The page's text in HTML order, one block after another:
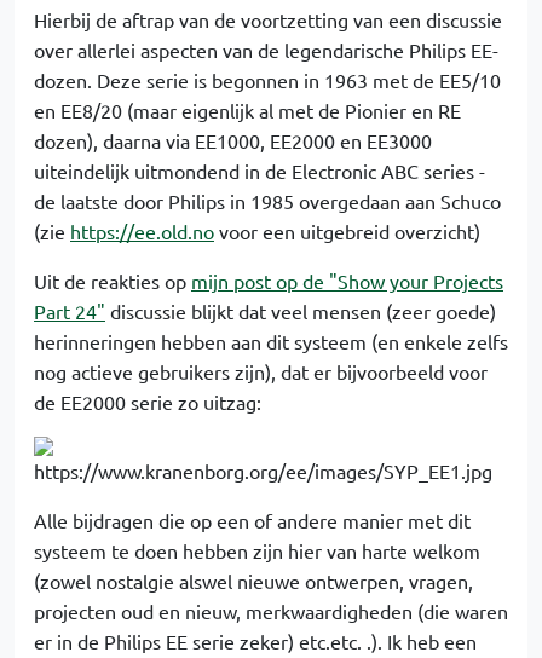
Hierbij de aftrap van de voortzetting van een discussie
over allerlei aspecten van de legendarische Philips EE-
dozen. Deze serie is begonnen in 1963 met de EE5/10
en EE8/20 (maar eigenlijk al met de Pionier en RE
dozen), daarna via EE1000, EE2000 en EE3000
uiteindelijk uitmondend in de Electronic ABC series -
de laatste door Philips in 1985 overgedaan aan Schuco
(zie https://ee.old.no voor een uitgebreid overzicht)
Uit de reakties op mijn post op de "Show your Projects
Part 24" discussie blijkt dat veel mensen (zeer goede)
herinneringen hebben aan dit systeem (en enkele zelfs
nog actieve gebruikers zijn), dat er bijvoorbeeld voor
de EE2000 serie zo uitzag:
Alle bijdragen die op een of andere manier met dit
systeem te doen hebben zijn hier van harte welkom
(zowel nostalgie alswel nieuwe ontwerpen, vragen,
projecten oud en nieuw, merkwaardigheden (die waren
er in de Philips EE serie zeker) etc.etc. .). Ik heb een